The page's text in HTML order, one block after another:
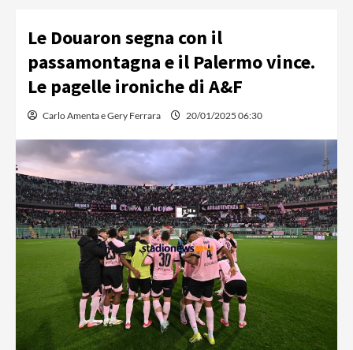
Le Douaron segna con il
passamontagna e il Palermo vince.
Le pagelle ironiche di A&F
Carlo Amenta e Gery Ferrara 20/01/2025 06:30